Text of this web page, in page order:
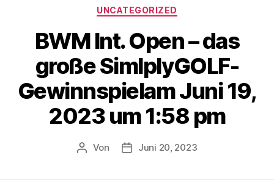
Deine
Plattform
für
Golfbegeisterte!
Kategorien
UNCATEGORIZED
BWM Int. Open – das
große SimlplyGOLF-
Gewinnspielam Juni 19,
2023 um 1:58 pm
Beitragsautor
Von Veröffentlichungsdatum
Juni 20, 2023